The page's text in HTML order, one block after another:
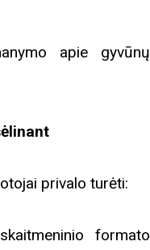
apie gyvūnų
privalo turėti:
formato